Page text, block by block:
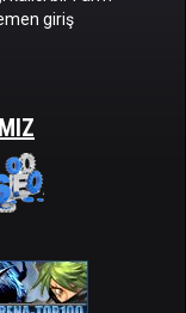
giriş